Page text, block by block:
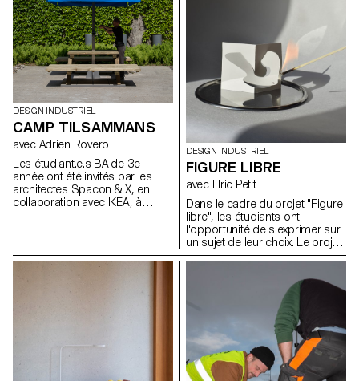
comportent des particularités
singulières inhérentes au
processus du moulage. Les
moules (matériaux libres) à
même titre que les objets
moulés en plâtre ont été
montré aux évaluations sous la
forme d'une exposition
collective.
DESIGN INDUSTRIEL
CAMP TILSAMMANS
avec Adrien Rovero
Les étudiant.e.s BA de 3e
année ont été invités par les
architectes Spacon & X, en
collaboration avec IKEA, à
camp Tillsammans ("Tous
ensemble"). L'objectif était de
microarchitecture qui réponde
favorise les interactions
de vie unique.
DESIGN INDUSTRIEL
FIGURE LIBRE
avec Elric Petit
Dans le cadre du projet "Figure
libre", les étudiants ont
l'opportunité de s'exprimer sur
un sujet de leur choix. Le projet
encourage l'intégration de
leur mémoire, ainsi que le choix
d'un domaine correspondant à
professionnelles après leurs
études, que ce soit dans le
mobilier, la mobilité, les objets
connectés ou tout autre
domaine.